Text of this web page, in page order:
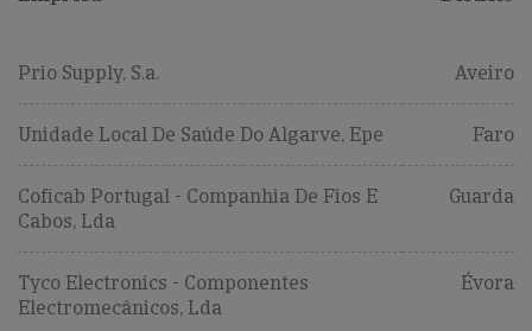
Prio Supply, S.a. Aveiro
Unidade Local De Saúde Do Algarve, Epe Faro
Coficab Portugal - Companhia De Fios E
Cabos, Lda
Guarda
Tyco Electronics - Componentes
Electromecânicos, Lda
Évora